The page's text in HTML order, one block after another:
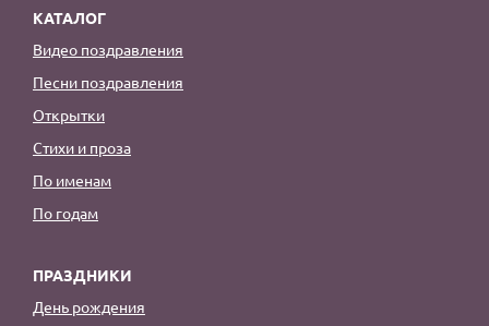
КАТАЛОГ
Видео поздравления
Песни поздравления
Открытки
Стихи и проза
По именам
По годам
ПРАЗДНИКИ
День рождения